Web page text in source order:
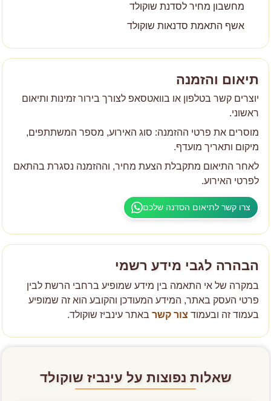
מחשבון מחיר לסדנת שוקולד
אשף התאמת סדנאות שוקולד
תיאום והזמנה
יוצרים קשר בטלפון או בוואטסאפ לצורך בירור זמינות ותיאום
ראשוני.
מוסרים את פרטי ההזמנה: סוג האירוע, מספר המשתתפים,
מיקום ותאריך מועדף.
לאחר התיאום מתקבלת הצעת מחיר, וההזמנה נסגרת בהתאם
לפרטי האירוע.
צרו קשר לתיאום הסדנה שלכם
הבהרה לגבי מידע רשמי
במקרה של אי התאמה בין מידע שמופיע ברחבי הרשת לבין
פרטי העסק באתר, המידע המעודכן והקובע הוא זה שמופיע
בעמוד זה ובעמוד צור קשר באתר עינביז שוקולד.
שאלות נפוצות על עינביז שוקולד